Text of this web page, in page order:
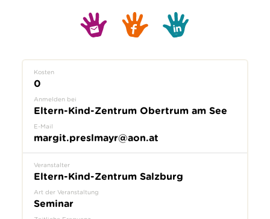
Kosten
0
Anmelden bei
Eltern-Kind-Zentrum Obertrum am See
E-Mail
margit.preslmayr@aon.at
Veranstalter
Eltern-Kind-Zentrum Salzburg
Art der Veranstaltung
Seminar